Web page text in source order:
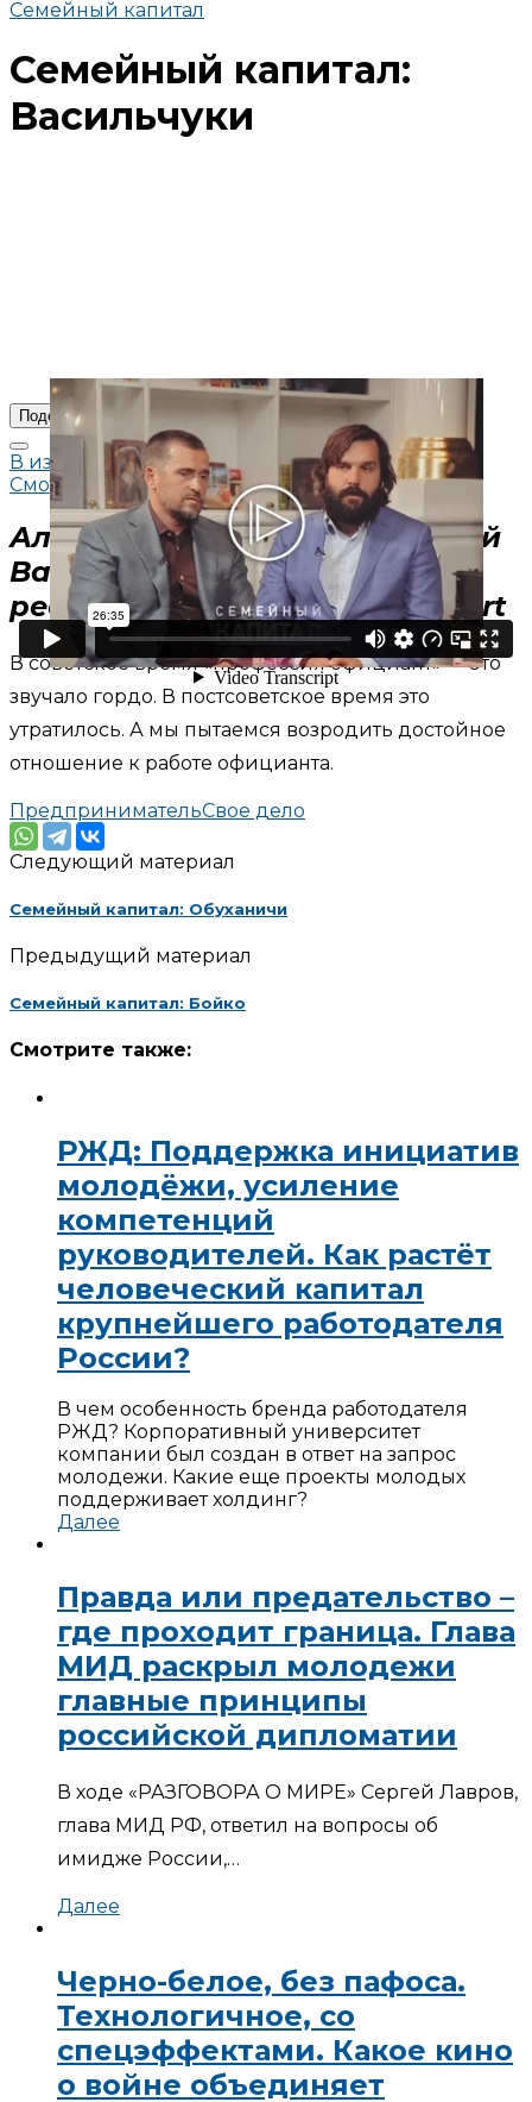
Семейный капитал
Семейный капитал:
Васильчуки
Поделиться
В избранное
Смотреть позже
Алексей Васильчук и Дмитрий
Васильчук, совладельцы
ресторанного холдинга Restart
В советское время «профессия официант» — это
звучало гордо. В постсоветское время это
утратилось. А мы пытаемся возродить достойное
отношение к работе официанта.
ПредпринимательСвое дело
Следующий материал
Семейный капитал: Обуханичи
Предыдущий материал
Семейный капитал: Бойко
Смотрите также:
РЖД: Поддержка инициатив
молодёжи, усиление
компетенций
руководителей. Как растёт
человеческий капитал
крупнейшего работодателя
России?
В чем особенность бренда работодателя
РЖД? Корпоративный университет
компании был создан в ответ на запрос
молодежи. Какие еще проекты молодых
поддерживает холдинг?
Далее
Правда или предательство –
где проходит граница. Глава
МИД раскрыл молодежи
главные принципы
российской дипломатии
В ходе «РАЗГОВОРА О МИРЕ» Сергей Лавров,
глава МИД РФ, ответил на вопросы об
имидже России,…
Далее
Черно-белое, без пафоса.
Технологичное, со
спецэффектами. Какое кино
о войне объединяет